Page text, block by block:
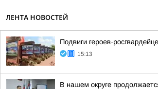
ЛЕНТА НОВОСТЕЙ
Подвиги
15:13
В нашем округе